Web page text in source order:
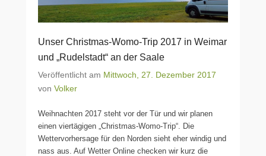
Unser Christmas-Womo-Trip 2017 in Weimar
und „Rudelstadt“ an der Saale
Veröffentlicht am Mittwoch, 27. Dezember 2017
von Volker
Weihnachten 2017 steht vor der Tür und wir planen
einen viertägigen „Christmas-Womo-Trip“. Die
Wettervorhersage für den Norden sieht eher windig und
nass aus. Auf Wetter Online checken wir kurz die